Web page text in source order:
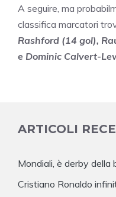
A seguire, ma
classifica marcatori
Rashford (14 gol),
e Dominic Calvert-
ARTICOLI
Mondiali, è derby della
Cristiano Ronaldo